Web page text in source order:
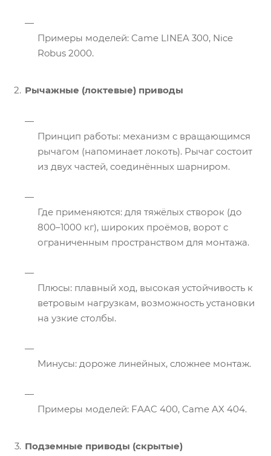
Примеры моделей: Came LINEA 300, Nice
Robus 2000.
Рычажные (локтевые) приводы
Принцип работы: механизм с вращающимся
рычагом (напоминает локоть). Рычаг состоит
из двух частей, соединённых шарниром.
Где применяются: для тяжёлых створок (до
800–1000 кг), широких проёмов, ворот с
ограниченным пространством для монтажа.
Плюсы: плавный ход, высокая устойчивость к
ветровым нагрузкам, возможность установки
на узкие столбы.
Минусы: дороже линейных, сложнее монтаж.
Примеры моделей: FAAC 400, Came AX 404.
Подземные приводы (скрытые)